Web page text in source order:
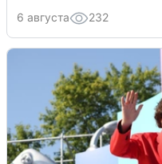
6 августа 232